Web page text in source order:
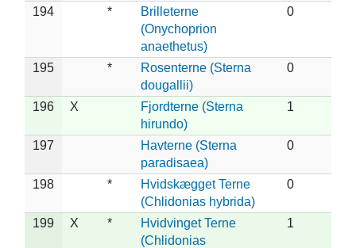
194 *
Brilleterne
(Onychoprion
anaethetus)
0
195 *
Rosenterne (Sterna
dougallii)
0
196 X
Fjordterne (Sterna
hirundo)
1
197
Havterne (Sterna
paradisaea)
0
198 *
Hvidskægget Terne
(Chlidonias hybrida)
0
199 X *
Hvidvinget Terne
(Chlidonias
1